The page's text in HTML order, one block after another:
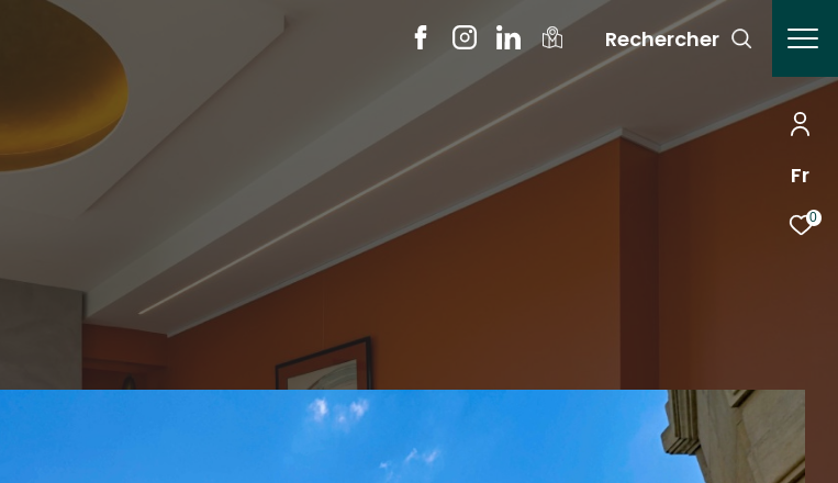
Fr
0
Rechercher